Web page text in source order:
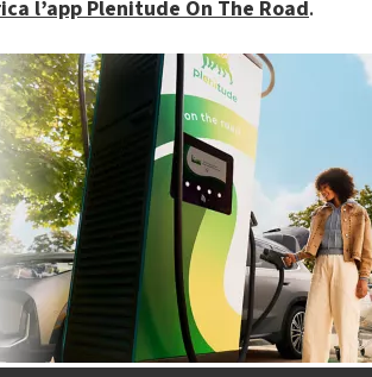
l’app Plenitude On The Road.